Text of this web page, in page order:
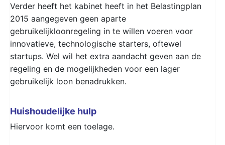
Verder heeft het kabinet heeft in het Belastingplan
2015 aangegeven geen aparte
gebruikelijkloonregeling in te willen voeren voor
innovatieve, technologische starters, oftewel
startups. Wel wil het extra aandacht geven aan de
regeling en de mogelijkheden voor een lager
gebruikelijk loon benadrukken.
Huishoudelijke hulp
Hiervoor komt een toelage.